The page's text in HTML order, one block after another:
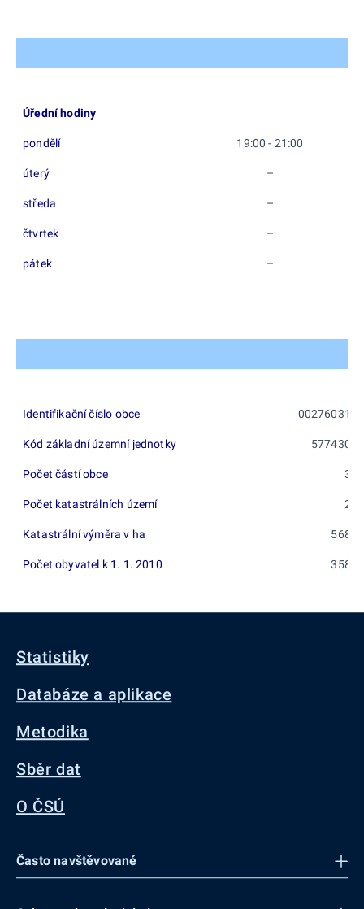
Úřední hodiny
pondělí 19:00 - 21:00
úterý –
středa –
čtvrtek –
pátek –
Identifikační číslo obce 00276031
Kód základní územní jednotky 577430
Počet částí obce 3
Počet katastrálních území 2
Katastrální výměra v ha 568
Počet obyvatel k 1. 1. 2010 358
Statistiky
Databáze a aplikace
Metodika
Sběr dat
O ČSÚ
Často navštěvované